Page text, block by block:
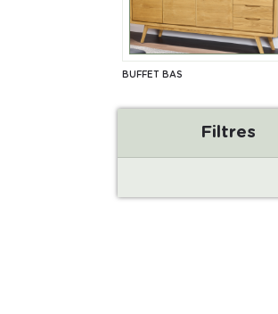
BUFFET BAS
Filtres